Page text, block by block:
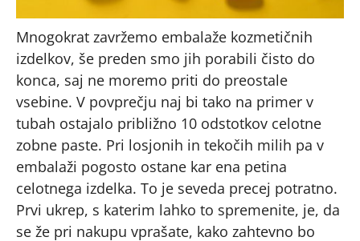
Mnogokrat zavržemo embalaže kozmetičnih
izdelkov, še preden smo jih porabili čisto do
konca, saj ne moremo priti do preostale
vsebine. V povprečju naj bi tako na primer v
tubah ostajalo približno 10 odstotkov celotne
zobne paste. Pri losjonih in tekočih milih pa v
embalaži pogosto ostane kar ena petina
celotnega izdelka. To je seveda precej potratno.
Prvi ukrep, s katerim lahko to spremenite, je, da
se že pri nakupu vprašate, kako zahtevno bo